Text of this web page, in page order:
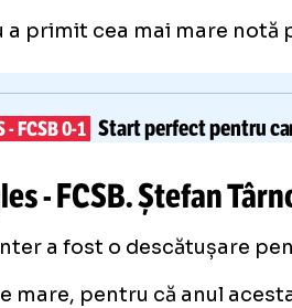
a primit cea mai mare
-FCSB 0-1 Start perfect pentru
- FCSB. Ștefan
a fost o descătușare
mare, pentru că anul